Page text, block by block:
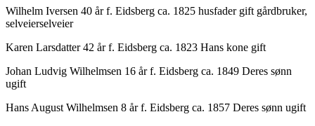
Wilhelm Iversen 40 år f. Eidsberg ca. 1825 husfader gift gårdbruker,
selveierselveier
Karen Larsdatter 42 år f. Eidsberg ca. 1823 Hans kone gift
Johan Ludvig Wilhelmsen 16 år f. Eidsberg ca. 1849 Deres sønn
ugift
Hans August Wilhelmsen 8 år f. Eidsberg ca. 1857 Deres sønn ugift